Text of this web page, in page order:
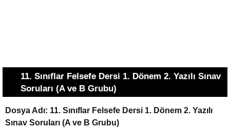
11. Sınıflar Felsefe Dersi 1. Dönem 2. Yazılı Sınav
Soruları (A ve B Grubu)
Dosya Adı: 11. Sınıflar Felsefe Dersi 1. Dönem 2. Yazılı
Sınav Soruları (A ve B Grubu)